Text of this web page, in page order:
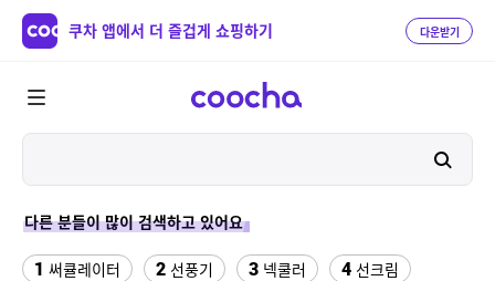
쿠차 앱에서 더 즐겁게 쇼핑하기 다운받기
다른 분들이 많이 검색하고 있어요
1 써큘레이터 2 선풍기 3 넥쿨러 4 선크림